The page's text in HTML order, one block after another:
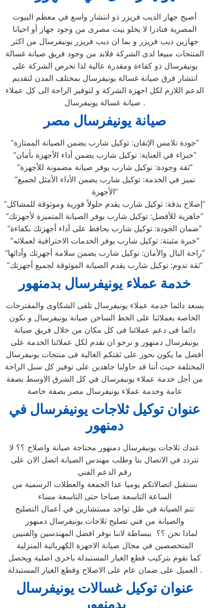
أصبح جهاز الديب فريزر ذو انتشار واسع في معظم البيوت
المصرية فنادرا لا يخلو بيت مصرى من وجود جهاز أو احيانا
جهازين ديب فريزر و بما ان ديب فريزر يونيفرسال من اكثر
المنتجات مبيعا لدى الشركة فلابد من وجود فريق صيانة غسالة
يونيفرسال ذو كفاءة ومقدرة عالية لذا تحرص الشركة على
انتشار فرق صيانة غسالة يونيفرسال بمختلف المدن لتقديم
الدعم اللازم لكل اجهزة الشركة و لتوفير الراحة الى كل عملاء
صيانة غسالة يونيفرسال .
صيانة يونيفرسال مصر
“جودة تلامس الإتقان: توكيل شارب يضمن الصيانة الممتازة”
“خبراء في العناية: توكيل شارب يضمن أداء الأجهزة بأمان”
“ثقة وجودة: توكيل شارب يوفر صيانة مضمونة للأجهزة”
“تميز في الخدمة: توكيل شارب يضمن الأداء الأمثل لجميع
الأجهزة”
“إصلاح بدقة: توكيل شارب يقدم حلولاً فورية وموثوقة للمشاكل”
“جاهزية للأفضل: توكيل شارب يوفر الصيانة المتميزة لأجهزتك”
“ضمان الجودة: توكيل شارب يحافظ على أداء أجهزتك بكفاءة”
“خبرة مثبتة: توكيل شارب يوفر الخدمات الاحترافية لعملائه”
“راحة البال والأمان: توكيل شارب يضمن سلامة أجهزتك وأدائها”
“ثقة تدوم: توكيل شارب يقدم الصيانة الموثوقة لجميع أجهزتك”
خدمة عملاء يونيفرسال بدمنهور
يسعد دائما خدمة عملاء يونيفرسال تلقى الشكاوى والمقترحات
الخاصة بعملائنا على الخط الساخن صيانة يونيفرسال و نكون
دائما فى دعم عملائنا فى كل مكان من خلال فريق صيانة
يونيفرسال دمنهور و نرجو ان نقدم لكل عملائنا الخدمة على
أفضل ما يكون نحوز على ثقتكم الغالية فى منتجات يونيفرسال
المختلفة حيث أننا قد حاولنا جاهدين على توفير كل سبل الراحة
من أجل خدمة عملاء يونيفرسال في كل الشرق الاوسط بصفة
عامة وخدمة عملاء يونيفرسال مصر بصفة خاصة
عنوان توكيل ثلاجات يونيفرسال في
دمنهور
عندك ثلاجات يونيفرسال دمنهور محتاجة صيانة واصلاح ؟؟ لا
تتردد في الاتصال بنا وطلب مهندس الصيانة اتصل الان على
رقم الدعم الفني
نستقبل اتصالاتكم يوميا عدا الجمعة والعطلات الرسمية من
الساعة التاسعة صباحا حتى التاسعة مساء
تتم الصيانة في ظل تواجد مستشارين في أعمال التصليح
والصيانة من فني تصليح ثلاجات يونيفرسال دمنهور
لماذا نحن ؟؟ ببساطة لاننا نوفر افضل المهندسين والفنيين
المتخصصين في مجال صيانة الاجهزة الكهربائية المنزلية
كما نقوم بتركيب قطع الغيار المستبدلة باخرى اصلية ويحصل
العميل على ضمان عام على الاصلاح وقطع الغيار المستبدلة .
عنوان توكيلغسالات يونيفرسال
بدمنهور